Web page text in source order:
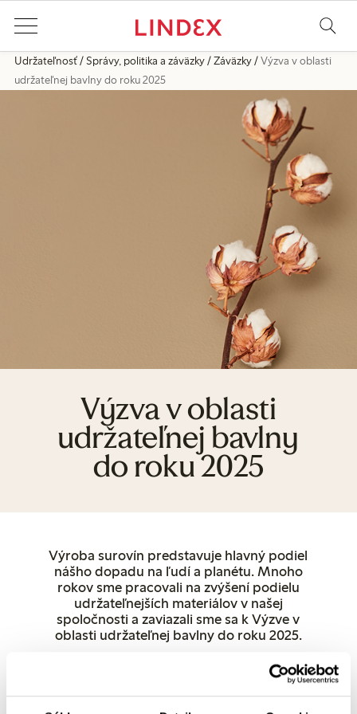
Udržateľnosť Správy, politika a záväzky Záväzky
Výzva v oblasti
udržateľnej bavlny do roku 2025
Výzva v oblasti
udržateľnej bavlny
do roku 2025
Výroba surovín predstavuje hlavný podiel
nášho dopadu na ľudí a planétu. Mnoho
rokov sme pracovali na zvýšení podielu
udržateľnejších materiálov v našej
spoločnosti a zaviazali sme sa k Výzve v
oblasti udržateľnej bavlny do roku 2025.
- Výzvu v